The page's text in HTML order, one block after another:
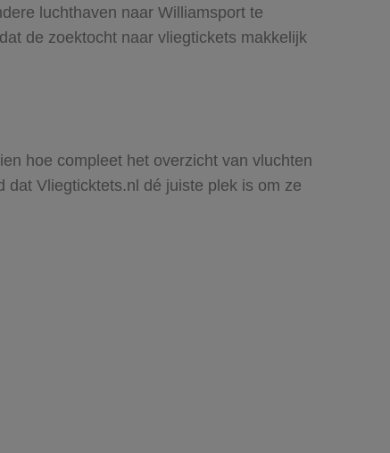
luchthaven naar Williamsport te
de zoektocht naar vliegtickets makkelijk
hoe compleet het overzicht van vluchten
Vliegticktets.nl dé juiste plek is om ze